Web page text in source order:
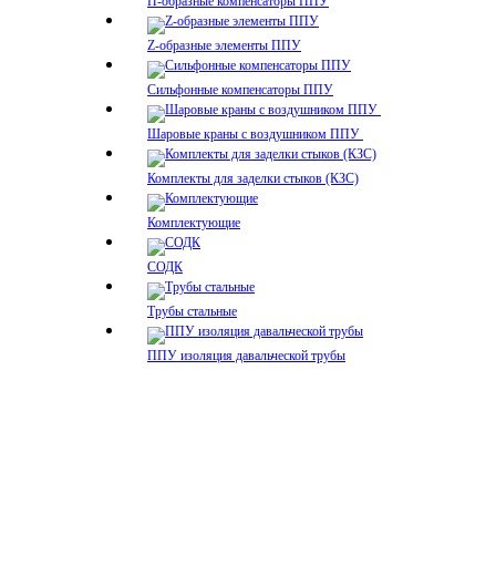
Z-образные элементы ППУ
Сильфонные компенсаторы ППУ
Шаровые краны с воздушником ППУ
Комплекты для заделки стыков (КЗС)
Комплектующие
СОДК
Трубы стальные
ППУ изоляция давальческой трубы